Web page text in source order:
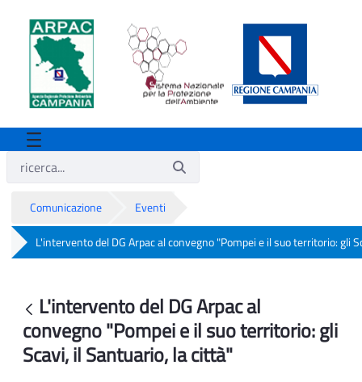
Comunicazione Eventi
L'intervento del DG Arpac al convegno "Pompei e il suo territorio: gli
Indietro
L'intervento del DG Arpac al
convegno "Pompei e il suo territorio: gli
Scavi, il Santuario, la città"